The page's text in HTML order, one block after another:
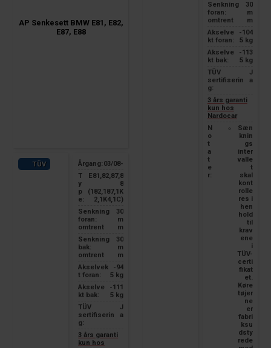
AP Senkesett BMW E81, E82,
E87, E88
TÜV Årgang: 03/08-
T
y
p
e:
E81,82,87,8
8
(182,187,1K
2,1K4,1C)
Senkning
foran:
omtrent
30
m
m
Senkning
bak:
omtrent
30
m
m
Akselvek
t foran:
-94
5 kg
Akselve
kt bak:
-111
5 kg
TÜV
sertifiserin
g:
J
a
3 års garanti
kun hos
Senkning
foran:
omtrent
30
m
m
Akselve
kt foran:
-104
5 kg
Akselve
kt bak:
-113
5 kg
TÜV
sertifiserin
g:
J
a
3 års garanti
kun hos
Nardocar
N
o
t
a
t
e
r:
Sæn
knin
gs
inter
valle
t
skal
kont
rolle
res i
hen
hold
til
krav
ene
i
TÜV-
certi
fikat
et.
Køre
tøjer
ne
er
fabri
ksu
dsty
rede